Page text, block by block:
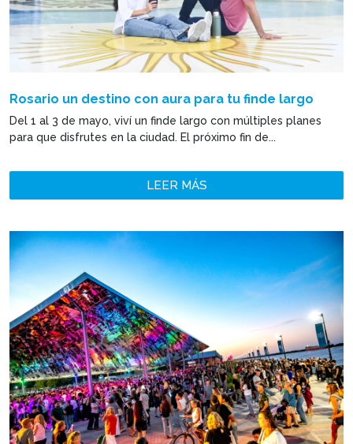
Rosario un destino con aura para tu finde largo
Del 1 al 3 de mayo, viví un finde largo con múltiples planes
para que disfrutes en la ciudad. El próximo fin de...
LEER MÁS